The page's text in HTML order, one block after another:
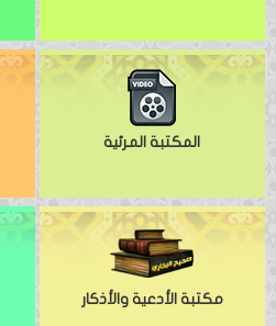
المكتبة المرئية
مكتبة الأدعية والأذكار